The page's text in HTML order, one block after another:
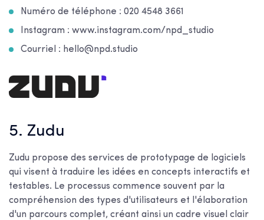
Numéro de téléphone : 020 4548 3661
Instagram : www.instagram.com/npd_studio
Courriel : hello@npd.studio
5. Zudu
Zudu propose des services de prototypage de logiciels
qui visent à traduire les idées en concepts interactifs et
testables. Le processus commence souvent par la
compréhension des types d'utilisateurs et l'élaboration
d'un parcours complet, créant ainsi un cadre visuel clair